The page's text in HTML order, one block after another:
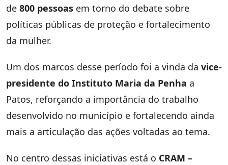
de 800 pessoas em torno do debate sobre
políticas públicas de proteção e fortalecimento
da mulher.
Um dos marcos desse período foi a vinda da vice-
presidente do Instituto Maria da Penha a
Patos, reforçando a importância do trabalho
desenvolvido no município e fortalecendo ainda
mais a articulação das ações voltadas ao tema.
No centro dessas iniciativas está o CRAM –